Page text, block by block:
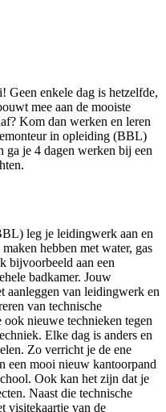
Geen enkele dag is hetzelfde,
mee aan de mooiste
Kom dan werken en leren
in opleiding (BBL)
ga je 4 dagen werken bij een
leg je leidingwerk aan en
hebben met water, gas
bijvoorbeeld aan een
badkamer. Jouw
aanleggen van leidingwerk en
van technische
ook nieuwe technieken tegen
Elke dag is anders en
Zo verricht je de ene
een mooi nieuw kantoorpand
Ook kan het zijn dat je
Naast die technische
visitekaartje van de